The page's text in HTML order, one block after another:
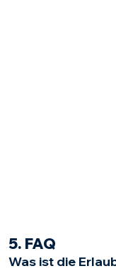
5. FAQ
Was ist die